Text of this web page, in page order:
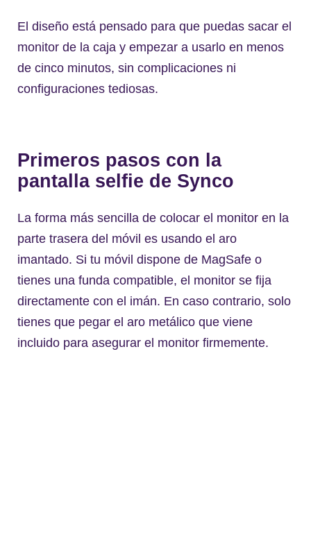
El diseño está pensado para que puedas sacar el
monitor de la caja y empezar a usarlo en menos
de cinco minutos, sin complicaciones ni
configuraciones tediosas.
Primeros pasos con la
pantalla selfie de Synco
La forma más sencilla de colocar el monitor en la
parte trasera del móvil es usando el aro
imantado. Si tu móvil dispone de MagSafe o
tienes una funda compatible, el monitor se fija
directamente con el imán. En caso contrario, solo
tienes que pegar el aro metálico que viene
incluido para asegurar el monitor firmemente.